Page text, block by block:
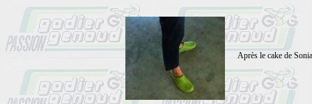
Après le cake de